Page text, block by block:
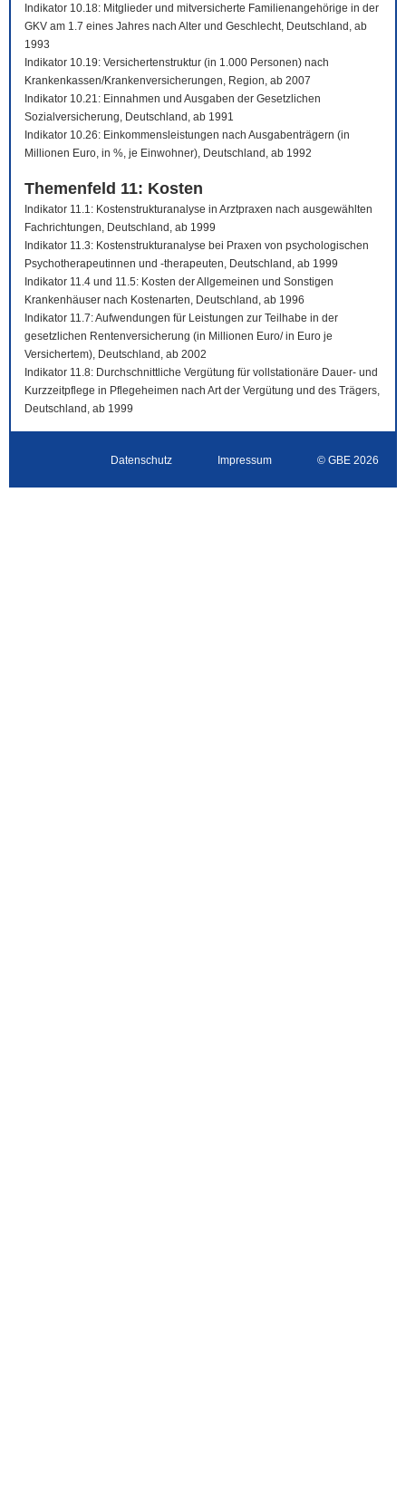
Indikator 10.18: Mitglieder und mitversicherte Familienangehörige in der
GKV am 1.7 eines Jahres nach Alter und Geschlecht, Deutschland, ab
1993
Indikator 10.19: Versichertenstruktur (in 1.000 Personen) nach
Krankenkassen/Krankenversicherungen, Region, ab 2007
Indikator 10.21: Einnahmen und Ausgaben der Gesetzlichen
Sozialversicherung, Deutschland, ab 1991
Indikator 10.26: Einkommensleistungen nach Ausgabenträgern (in
Millionen Euro, in %, je Einwohner), Deutschland, ab 1992
Themenfeld 11: Kosten
Indikator 11.1: Kostenstrukturanalyse in Arztpraxen nach ausgewählten
Fachrichtungen, Deutschland, ab 1999
Indikator 11.3: Kostenstrukturanalyse bei Praxen von psychologischen
Psychotherapeutinnen und -therapeuten, Deutschland, ab 1999
Indikator 11.4 und 11.5: Kosten der Allgemeinen und Sonstigen
Krankenhäuser nach Kostenarten, Deutschland, ab 1996
Indikator 11.7: Aufwendungen für Leistungen zur Teilhabe in der
gesetzlichen Rentenversicherung (in Millionen Euro/ in Euro je
Versichertem), Deutschland, ab 2002
Indikator 11.8: Durchschnittliche Vergütung für vollstationäre Dauer- und
Kurzzeitpflege in Pflegeheimen nach Art der Vergütung und des Trägers,
Deutschland, ab 1999
Datenschutz Impressum © GBE 2026